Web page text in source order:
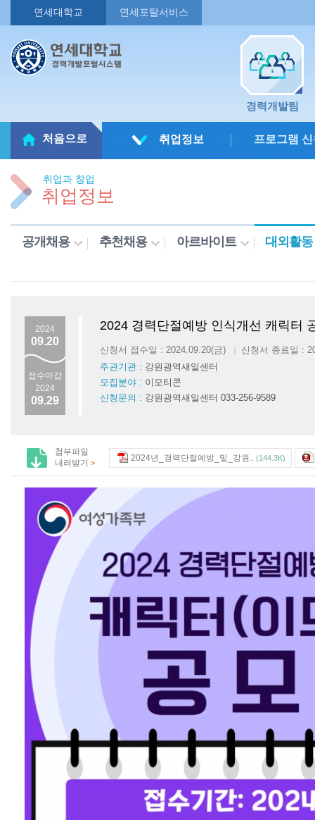
연세대학교 연세포탈서비스
경력개발팀
처음으로 취업정보 프로그램
취업과 창업
취업정보
공개채용 추천채용 아르바이트 대외활동
2024
09.20
접수마감
2024
09.29
2024 경력단절예방 인식개선 캐릭터
신청서 접수일 : 2024.09.20(금) |
신청서 종료일 :
주관기관 : 강원광역새일센터
모집분야 : 이모티콘
신청문의 : 강원광역새일센터 033-256-9589
첨부파일
내려받기 > 2024년_경력단절예방_및_강원.. (144.3K)